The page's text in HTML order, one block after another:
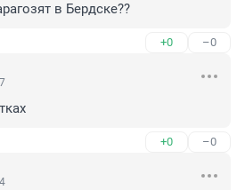
в Бердске??
+0 –0
+0 –0